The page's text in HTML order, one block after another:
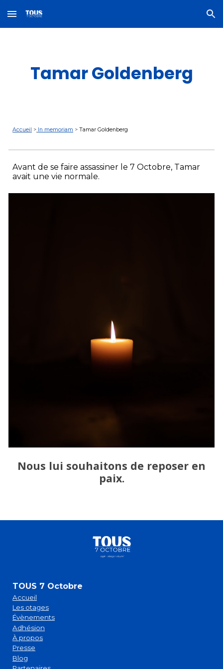
Skip to main content Skip to navigation
Tamar Goldenberg
Accueil > In memoriam >Tamar Goldenberg
Avant de se faire assassiner le 7 Octobre, Tamar
avait une vie normale.
Nous lui souhaitons de reposer en
paix.
TOUS 7 Octobre
Accueil
Les otages
Évènements
Adhésion
À propos
Presse
Blog